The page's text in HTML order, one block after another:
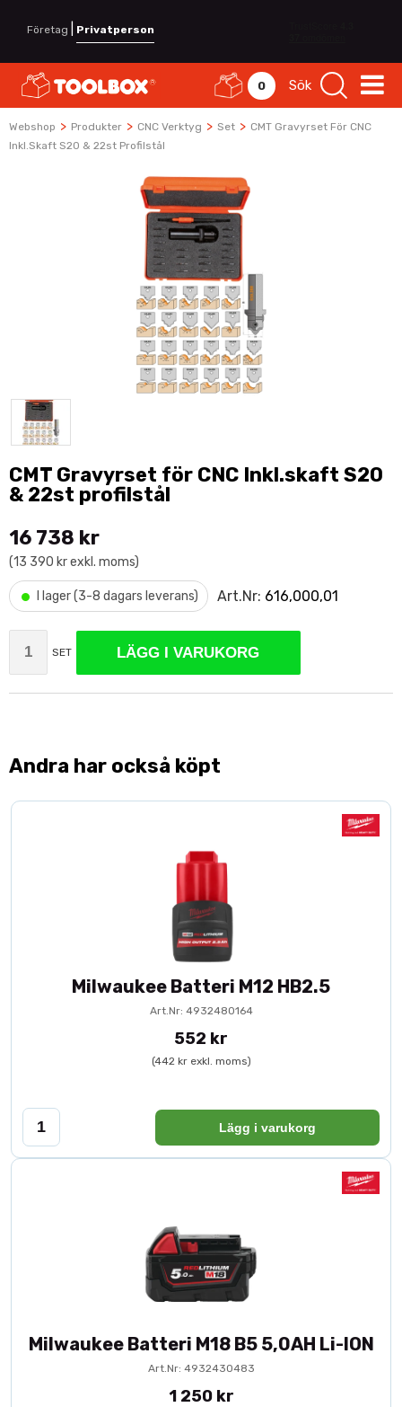
Företag Privatperson
0 Sök
Webshop > Produkter > CNC Verktyg > Set > CMT Gravyrset För CNC
Inkl.skaft S20 & 22st Profilstål
CMT Gravyrset för CNC Inkl.skaft S20
& 22st profilstål
16 738 kr
(13 390 kr exkl. moms)
• I lager (3-8 dagars leverans) Art.Nr: 616,000,01
SET LÄGG I VARUKORG
Andra har också köpt
Milwaukee Batteri M12 HB2.5
Art.Nr: 4932480164
552 kr
(442 kr exkl. moms)
Lägg i varukorg
Milwaukee Batteri M18 B5 5,0AH Li-ION
Art.Nr: 4932430483
1 250 kr